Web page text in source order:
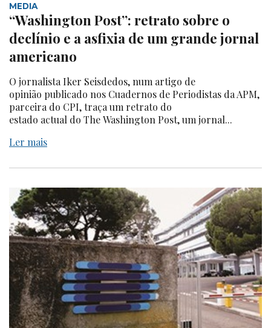
MEDIA
“Washington Post”: retrato sobre o
declínio e a asfixia de um grande jornal
americano
O jornalista Iker Seisdedos, num artigo de
opinião publicado nos Cuadernos de Periodistas da APM,
parceira do CPI, traça um retrato do
estado actual do The Washington Post, um jornal...
Ler mais